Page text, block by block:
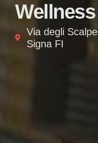
Via degli
Signa FI